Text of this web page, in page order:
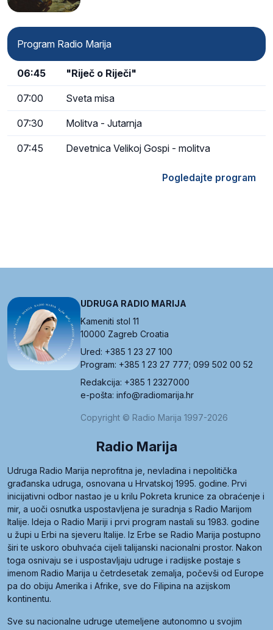
Program Radio Marija
06:45 "Riječ o Riječi"
07:00 Sveta misa
07:30 Molitva - Jutarnja
07:45 Devetnica Velikoj Gospi - molitva
Pogledajte program
UDRUGA RADIO MARIJA
Kameniti stol 11
10000 Zagreb Croatia
Ured: +385 1 23 27 100
Program: +385 1 23 27 777; 099 502 00 52
Redakcija: +385 1 2327000
e-pošta: info@radiomarija.hr
Copyright © Radio Marija 1997-2026
Radio Marija
Udruga Radio Marija neprofitna je, nevladina i nepolitička
građanska udruga, osnovana u Hrvatskoj 1995. godine. Prvi
inicijativni odbor nastao je u krilu Pokreta krunice za obraćenje i
mir, a uoči osnutka uspostavljena je suradnja s Radio Marijom
Italije. Ideja o Radio Mariji i prvi program nastali su 1983. godine
u župi u Erbi na sjeveru Italije. Iz Erbe se Radio Marija postupno
širi te uskoro obuhvaća cijeli talijanski nacionalni prostor. Nakon
toga osnivaju se i uspostavljaju udruge i radijske postaje s
imenom Radio Marija u četrdesetak zemalja, počevši od Europe
pa do obiju Amerika i Afrike, sve do Filipina na azijskom
kontinentu.
Sve su nacionalne udruge utemeljene autonomno u svojim